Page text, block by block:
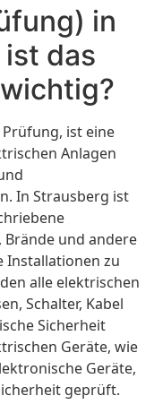
in
ist das
Prüfung, ist eine
Anlagen
In Strausberg ist
Brände und andere
Installationen zu
alle elektrischen
Schalter, Kabel
Sicherheit
Geräte, wie
Geräte,
geprüft.